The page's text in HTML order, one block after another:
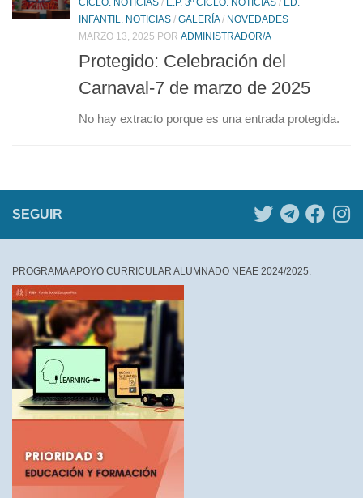
INFANTIL. NOTICIAS / GALERÍA/ NOVEDADES
MARZO 13, 2025 POR ADMINISTRADOR/A
Protegido: Celebración del
Carnaval-7 de marzo de 2025
No hay extracto porque es una entrada protegida.
SEGUIR
PROGRAMA APOYO CURRICULAR ALUMNADO NEAE 2024/2025.